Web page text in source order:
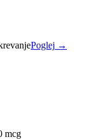
Poglej →
mcg